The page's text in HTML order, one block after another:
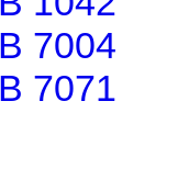
7004
7071